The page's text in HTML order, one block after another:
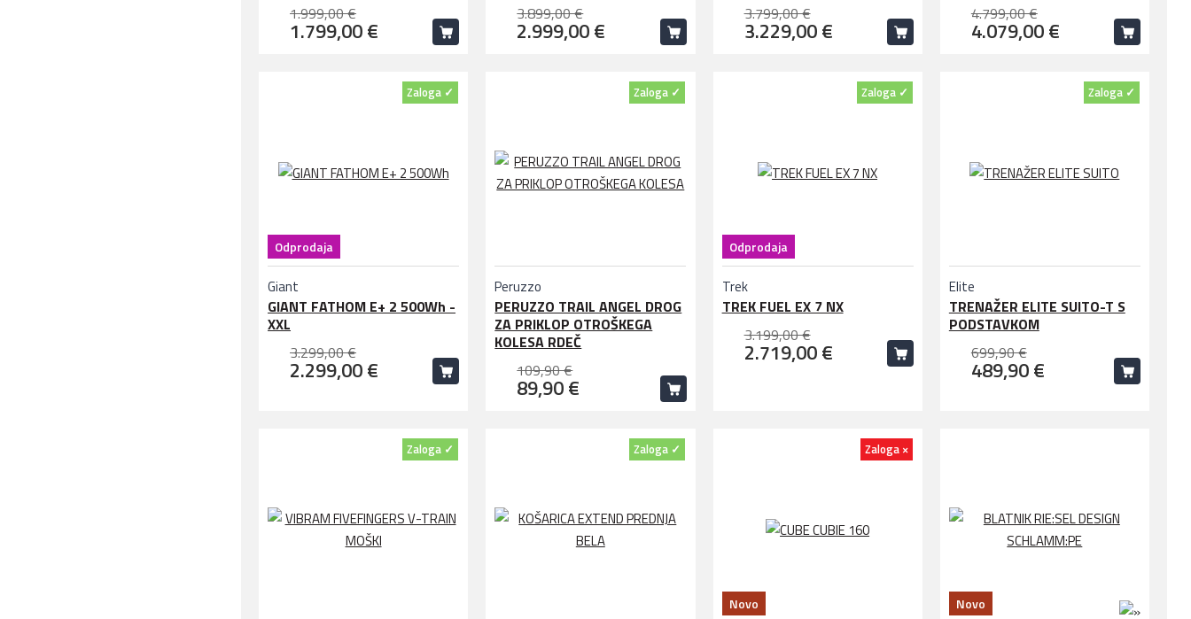
1.999,00 €
1.799,00 €
3.899,00 €
2.999,00 €
3.799,00 €
3.229,00 €
4.799,00 €
4.079,00 €
Odprodaja
Zaloga ✓
Giant
GIANT FATHOM E+ 2 500Wh -
XXL
3.299,00 €
2.299,00 €
Zaloga ✓
Peruzzo
PERUZZO TRAIL ANGEL DROG
ZA PRIKLOP OTROŠKEGA
KOLESA RDEČ
109,90 €
89,90 €
Odprodaja
Zaloga ✓
Trek
TREK FUEL EX 7 NX
3.199,00 €
2.719,00 €
Zaloga ✓
Elite
TRENAŽER ELITE SUITO-T S
PODSTAVKOM
699,90 €
489,90 €
Zaloga ✓ Zaloga ✓
Novo
Zaloga ×
Novo